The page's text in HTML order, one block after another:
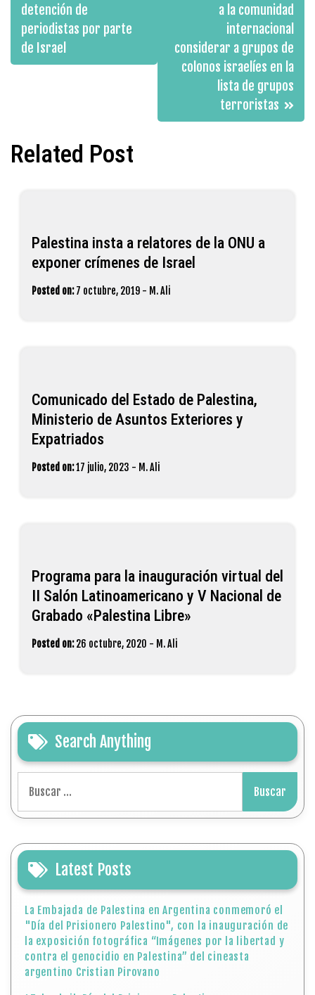
de
entradas
detención de
periodistas por parte
de Israel
a la comunidad
internacional
considerar a grupos de
colonos israelíes en la
lista de grupos
terroristas
Related Post
Palestina insta a relatores de la ONU a
exponer crímenes de Israel
Posted on: 7 octubre, 2019 - M. Ali
Comunicado del Estado de Palestina,
Ministerio de Asuntos Exteriores y
Expatriados
Posted on:17 julio, 2023 - M. Ali
Programa para la inauguración virtual del
II Salón Latinoamericano y V Nacional de
Grabado «Palestina Libre»
Posted on: 26 octubre, 2020 - M. Ali
Search Anything
Latest Posts
La Embajada de Palestina en Argentina conmemoró el
"Día del Prisionero Palestino", con la inauguración de
la exposición fotográfica “Imágenes por la libertad y
contra el genocidio en Palestina” del cineasta
argentino Cristian Pirovano